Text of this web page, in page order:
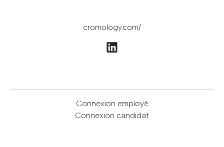
cromology.com/
Connexion employé
Connexion candidat